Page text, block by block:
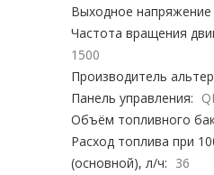
Выходное напряжение
Частота вращения
1500
Производитель
Панель управления:
Объём топливного
Расход топлива при
(основной), л/ч: 36